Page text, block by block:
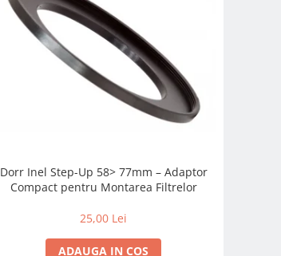
Dorr Inel Step-Up 58> 77mm – Adaptor
Compact pentru Montarea Filtrelor
25,00 Lei
ADAUGA IN COS